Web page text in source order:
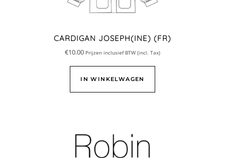
CARDIGAN JOSEPH(INE) (FR)
€10.00 Prijzen inclusief BTW (incl. Tax)
IN WINKELWAGEN